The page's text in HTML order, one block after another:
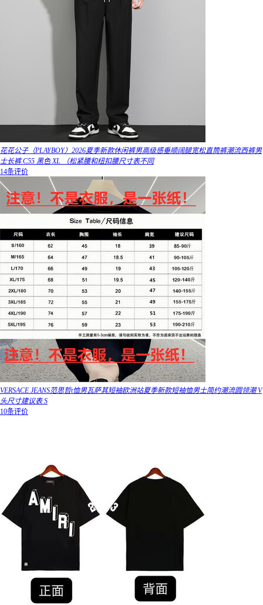
花花公子（PLAYBOY）2026夏季新款休闲裤男高级感垂顺阔腿宽松直筒裤潮流西裤男
士长裤 C55 黑色 XL （松紧腰和纽扣腰尺寸表不同
14条评价
VERSACE JEANS范思哲t恤男瓦萨其短袖欧洲站夏季新款短袖恤男士简约潮流圆领潮 V
头尺寸建议表 S
10条评价